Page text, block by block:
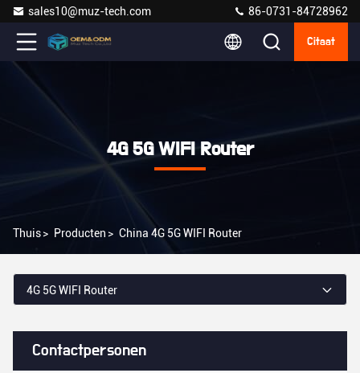
sales10@muz-tech.com 86-0731-84728962
Citaat
4G 5G WIFI Router
Thuis> Producten > China 4G 5G WIFI Router
Contactpersonen
4G 5G WIFI Router